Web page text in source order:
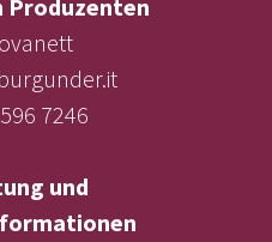
Produzenten
7246
und